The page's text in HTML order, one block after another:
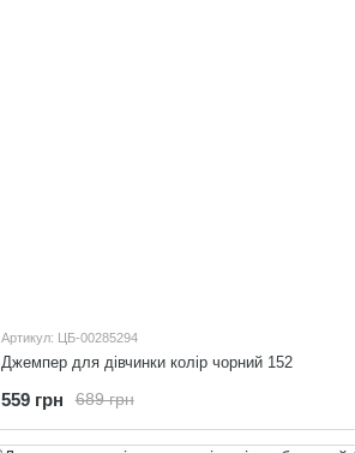
Артикул: ЦБ-00285294
Джемпер для дівчинки колір чорний 152
689 грн
559 грн